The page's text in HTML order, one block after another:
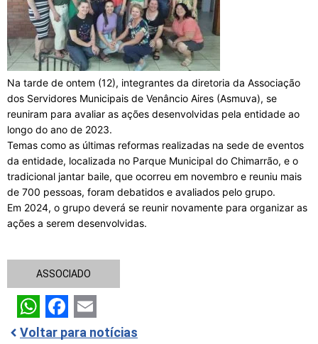
Na tarde de ontem (12), integrantes da diretoria da Associação
dos Servidores Municipais de Venâncio Aires (Asmuva), se
reuniram para avaliar as ações desenvolvidas pela entidade ao
longo do ano de 2023.
Temas como as últimas reformas realizadas na sede de eventos
da entidade, localizada no Parque Municipal do Chimarrão, e o
tradicional jantar baile, que ocorreu em novembro e reuniu mais
de 700 pessoas, foram debatidos e avaliados pelo grupo.
Em 2024, o grupo deverá se reunir novamente para organizar as
ações a serem desenvolvidas.
ASSOCIADO
WhatsApp
Facebook
Email
Voltar para notícias